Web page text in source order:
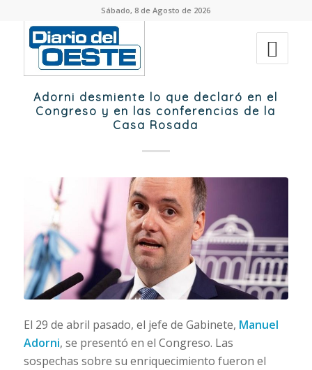
Sábado, 8 de Agosto de 2026
Adorni desmiente lo que declaró en el
Congreso y en las conferencias de la
Casa Rosada
El 29 de abril pasado, el jefe de Gabinete, Manuel
Adorni, se presentó en el Congreso. Las
sospechas sobre su enriquecimiento fueron el